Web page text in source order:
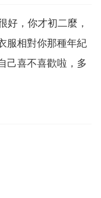
好，你才初二麼，
服相對你那種年紀
己喜不喜歡啦，多